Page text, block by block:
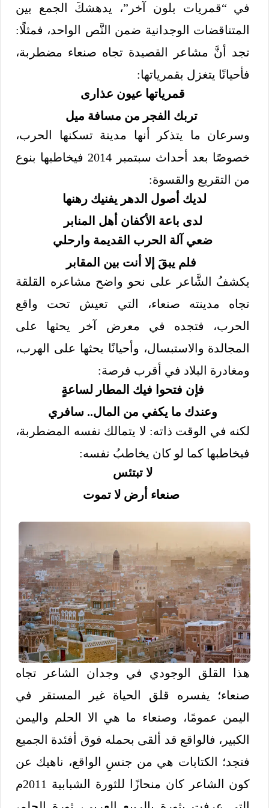
في “قمريات بلون آخر”، يدهشكَ الجمع بين
المتناقضات الوجدانية ضمن النَّص الواحد، فمثلًا:
تجد أنَّ مشاعر القصيدة تجاه صنعاء مضطربة،
فأحيانًا يتغزل بقمرياتها:
قمرياتها عيون عذارى
تربك الفجر من مسافة ميل
وسرعان ما يتذكر أنها مدينة تسكنها الحرب،
خصوصًا بعد أحداث سبتمبر 2014 فيخاطبها بنوع
من التقريع والقسوة:
لديك أصول الدهر يفنيك رهنها
لدى باعة الأكفان أهل المنابر
ضعي آلة الحرب القديمة وارحلي
فلم يبقَ إلا أنت بين المقابر
يكشفُ الشَّاعر على نحو واضح مشاعره القلقة
تجاه مدينته صنعاء، التي تعيش تحت واقع
الحرب، فتجده في معرض آخر يحثها على
المجالدة والاستبسال، وأحيانًا يحثها على الهرب،
ومغادرة البلاد في أقرب فرصة:
فإن فتحوا فيك المطار لساعةٍ
وعندك ما يكفي من المال.. سافري
لكنه في الوقت ذاته: لا يتمالك نفسه المضطربة،
فيخاطبها كما لو كان يخاطبُ نفسه:
لا تبتئس
صنعاء أرض لا تموت
هذا القلق الوجودي في وجدان الشاعر تجاه
صنعاء؛ يفسره قلق الحياة غير المستقر في
اليمن عمومًا، وصنعاء ما هي الا الحلم واليمن
الكبير، فالواقع قد ألقى بحمله فوق أفئدة الجميع
فتجد؛ الكتابات هي من جنسِ الواقع، ناهيك عن
كون الشاعر كان منحازًا للثورة الشبابية 2011م